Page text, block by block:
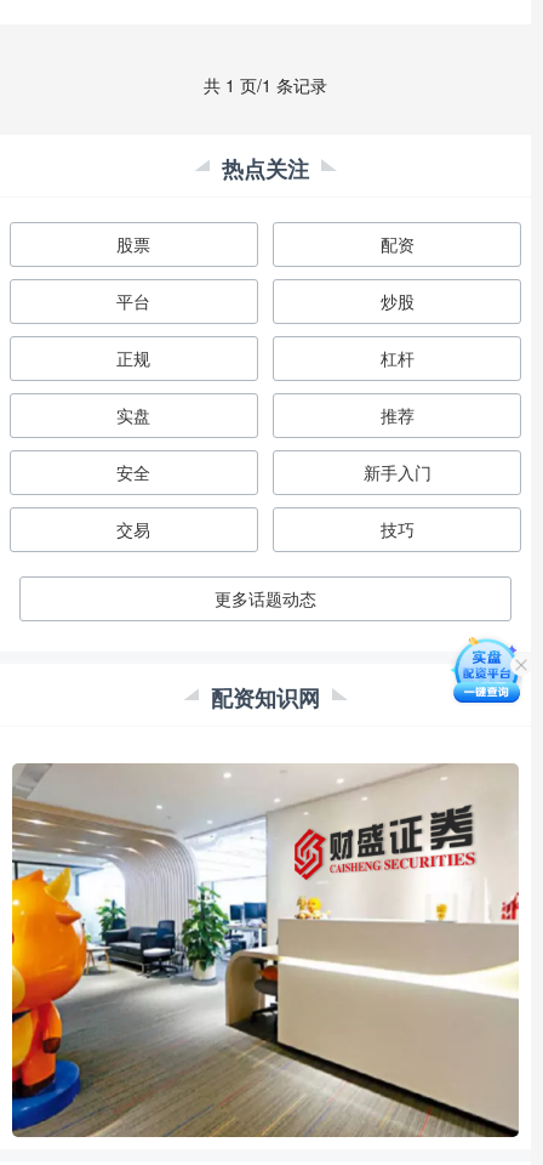
共 1 页/1 条记录
热点关注
股票 配资
平台 炒股
正规 杠杆
实盘 推荐
安全 新手入门
交易 技巧
更多话题动态
配资知识网